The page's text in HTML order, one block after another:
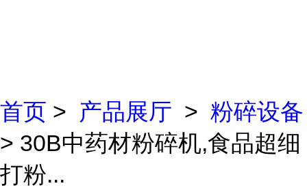
首页 > 产品展厅 > 粉碎设备
> 30B中药材粉碎机,食品超细
打粉...